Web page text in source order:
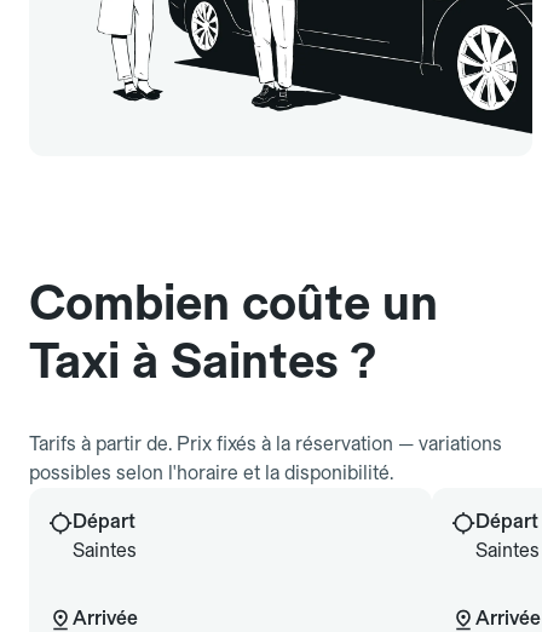
Combien coûte un
Taxi à Saintes ?
Tarifs à partir de. Prix fixés à la réservation — variations
possibles selon l'horaire et la disponibilité.
Départ
Saintes
Arrivée
Départ
Saintes
Arrivée